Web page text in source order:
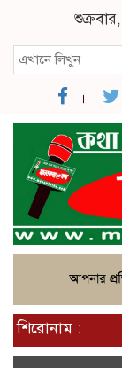
শিরোনাম :